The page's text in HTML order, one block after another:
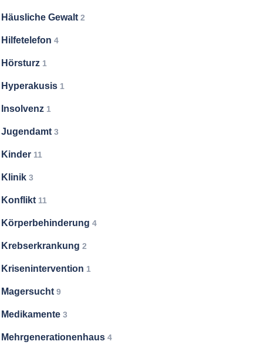
Häusliche Gewalt 2
Hilfetelefon 4
Hörsturz 1
Hyperakusis 1
Insolvenz 1
Jugendamt 3
Kinder 11
Klinik 3
Konflikt 11
Körperbehinderung 4
Krebserkrankung 2
Krisenintervention 1
Magersucht 9
Medikamente 3
Mehrgenerationenhaus 4